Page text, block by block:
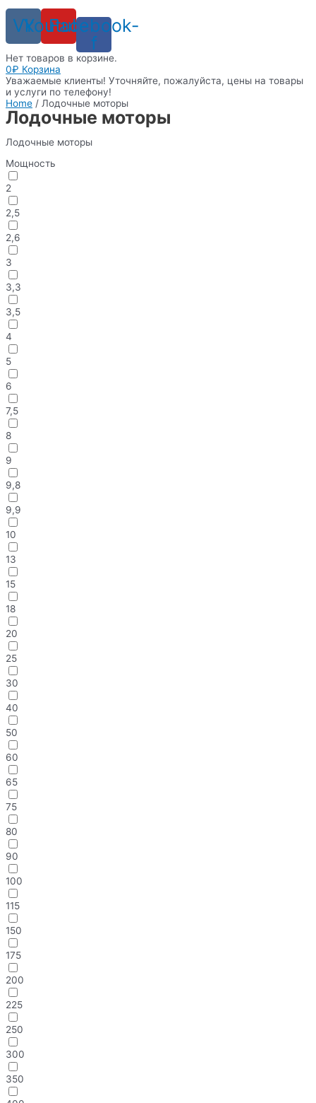
VkYoutube
Facebook-
f
Нет товаров в корзине.
0₽ Корзина
Уважаемые клиенты! Уточняйте, пожалуйста, цены на товары
и услуги по телефону!
Home / Лодочные моторы
Лодочные моторы
Лодочные моторы
Мощность
2
2,5
2,6
3
3,3
3,5
4
5
6
7,5
8
9
9,8
9,9
10
13
15
18
20
25
30
40
50
60
65
75
80
90
100
115
150
175
200
225
250
300
350